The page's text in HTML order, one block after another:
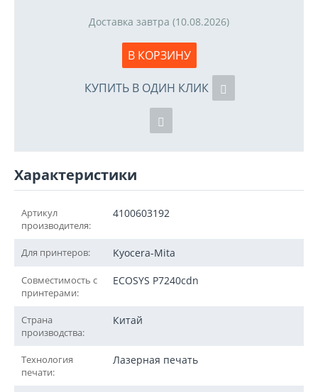
Доставка завтра (10.08.2026)
В КОРЗИНУ
КУПИТЬ В ОДИН КЛИК
Характеристики
Артикул
производителя:
4100603192
Для принтеров: Kyocera-Mita
Совместимость с
принтерами:
ECOSYS P7240cdn
Страна
производства:
Китай
Технология
печати:
Лазерная печать